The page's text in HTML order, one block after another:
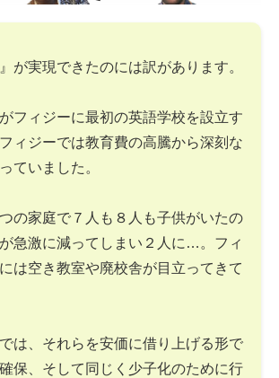
が実現できたのには訳があります。
フィジーに最初の英語学校を設立す
ィジーでは教育費の高騰から深刻な
ていました。
の家庭で７人も８人も子供がいたの
急激に減ってしまい２人に…。フィ
は空き教室や廃校舎が目立ってきて
は、それらを安価に借り上げる形で
保、そして同じく少子化のために行